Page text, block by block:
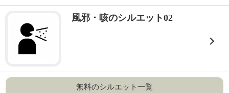
風邪・咳のシルエット02
無料のシルエット一覧